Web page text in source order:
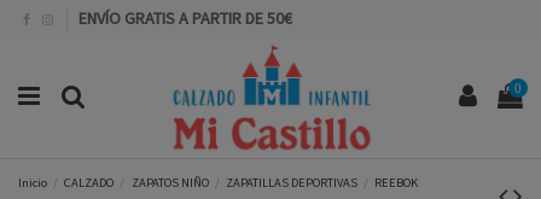
ENVÍO GRATIS A PARTIR DE 50€
0
Inicio CALZADO ZAPATOS NIÑO ZAPATILLAS DEPORTIVAS
REEBOK